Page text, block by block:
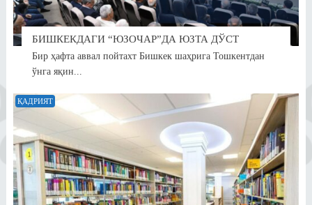
БИШКЕКДАГИ “ЮЗОЧАР”ДА ЮЗТА ДЎСТ
Бир ҳафта аввал пойтахт Бишкек шаҳрига Тошкентдан
ўнга яқин...
ҚАДРИЯТ